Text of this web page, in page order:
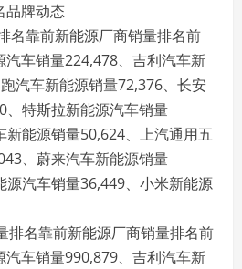
品牌动态
名靠前新能源厂商销量排名前
车销量224,478、吉利汽车新
汽车新能源销量72,376、长安
、特斯拉新能源汽车销量
新能源销量50,624、上汽通用五
、蔚来汽车新能源销量
源汽车销量36,449、小米新能源
排名靠前新能源厂商销量排名前
车销量990,879、吉利汽车新